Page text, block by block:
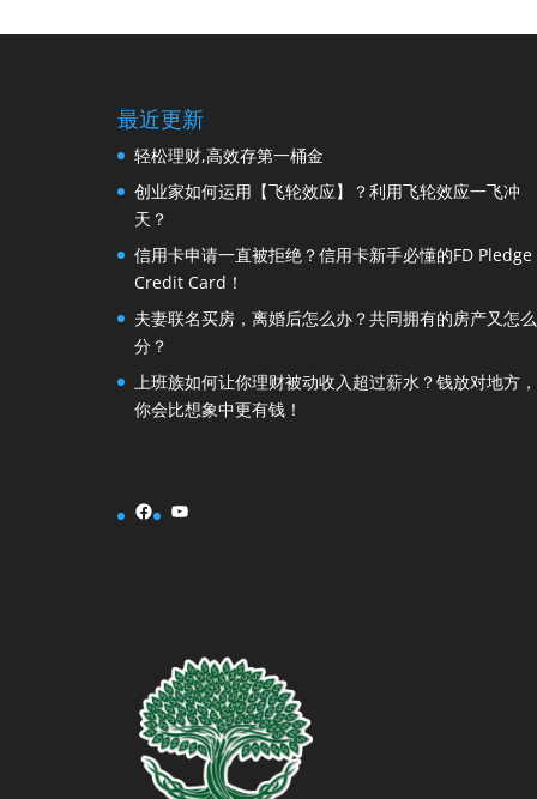
最近更新
轻松理财,高效存第一桶金
创业家如何运用【飞轮效应】？利用飞轮效应一飞冲
天？
信用卡申请一直被拒绝？信用卡新手必懂的FD Pledge
Credit Card！
夫妻联名买房，离婚后怎么办？共同拥有的房产又怎么
分？
上班族如何让你理财被动收入超过薪水？钱放对地方，
你会比想象中更有钱！
FacebookYouTube